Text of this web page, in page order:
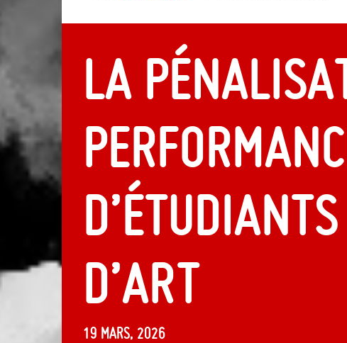
La
d’art
19 mars, 2026